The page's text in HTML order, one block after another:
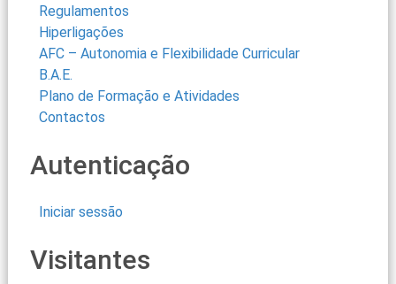
Regulamentos
Hiperligações
AFC – Autonomia e Flexibilidade Curricular
B.A.E.
Plano de Formação e Atividades
Contactos
Autenticação
Iniciar sessão
Visitantes